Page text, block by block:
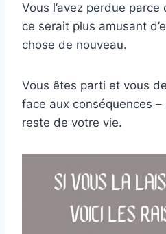
Vous l’avez perdue
ce serait plus amusant
chose de nouveau.
Vous êtes parti et vous
face aux conséquences
reste de votre vie.